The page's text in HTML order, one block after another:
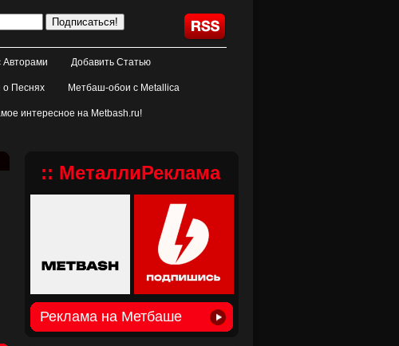
Авторами Добавить Статью
Песнях Метбаш-обои с Metallica
интересное на Metbash.ru!
:: МеталлиРеклама
Реклама на Метбаше